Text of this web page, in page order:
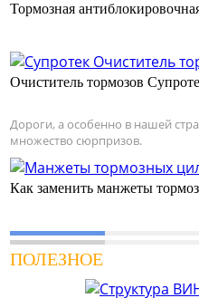
Тормозная
Очиститель тормозов
Дороги, а особенно в нашей
множество сюрпризов.
Как заменить манжеты
ПОЛЕЗНОЕ